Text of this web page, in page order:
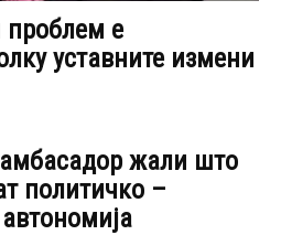
е
уставните измени
жали што
политичко –